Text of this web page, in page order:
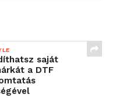
saját
a DTF